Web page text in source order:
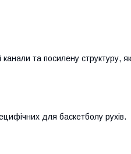
та посилену структуру,
для баскетболу рухів.